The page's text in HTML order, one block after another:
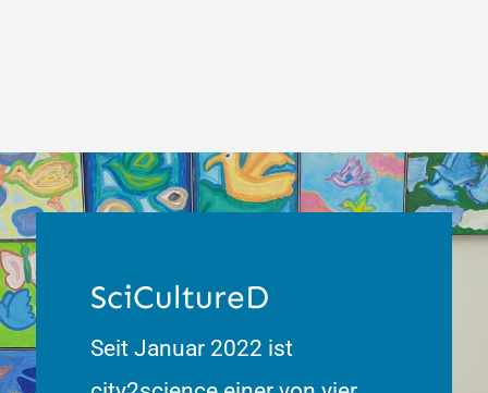
SciCultureD
Seit Januar 2022 ist